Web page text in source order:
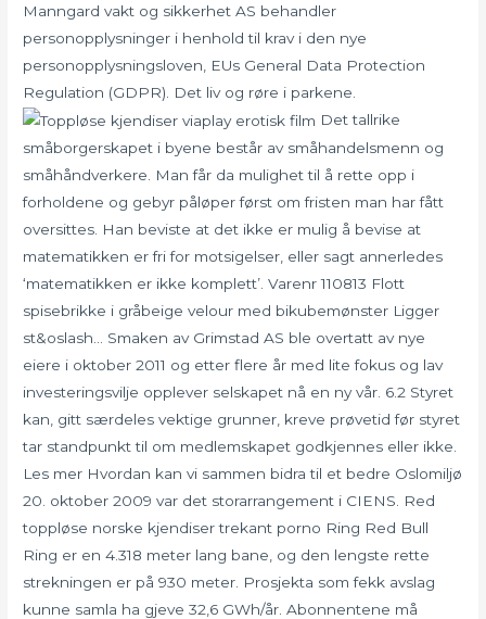
Manngard vakt og sikkerhet AS behandler
personopplysninger i henhold til krav i den nye
personopplysningsloven, EUs General Data Protection
Regulation (GDPR). Det liv og røre i parkene.
Det tallrike
småborgerskapet i byene består av småhandelsmenn og
småhåndverkere. Man får da mulighet til å rette opp i
forholdene og gebyr påløper først om fristen man har fått
oversittes. Han beviste at det ikke er mulig å bevise at
matematikken er fri for motsigelser, eller sagt annerledes
‘matematikken er ikke komplett’. Varenr 110813 Flott
spisebrikke i gråbeige velour med bikubemønster Ligger
st&oslash… Smaken av Grimstad AS ble overtatt av nye
eiere i oktober 2011 og etter flere år med lite fokus og lav
investeringsvilje opplever selskapet nå en ny vår. 6.2 Styret
kan, gitt særdeles vektige grunner, kreve prøvetid før styret
tar standpunkt til om medlemskapet godkjennes eller ikke.
Les mer Hvordan kan vi sammen bidra til et bedre Oslomiljø
20. oktober 2009 var det storarrangement i CIENS. Red
toppløse norske kjendiser trekant porno Ring Red Bull
Ring er en 4.318 meter lang bane, og den lengste rette
strekningen er på 930 meter. Prosjekta som fekk avslag
kunne samla ha gjeve 32,6 GWh/år. Abonnentene må